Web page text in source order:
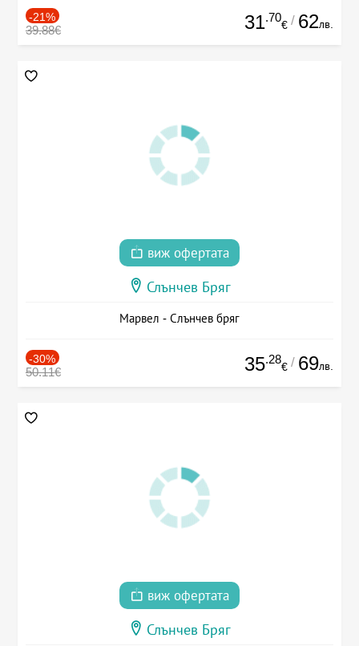
-21%
39.88€ 31.70
€ / 62лв.
виж офертата
Слънчев Бряг
Марвел - Слънчев бряг
-30%
50.11€ 35.28
€ / 69лв.
виж офертата
Слънчев Бряг